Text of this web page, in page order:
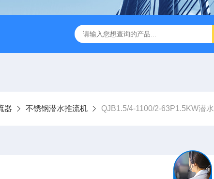
器 不锈钢潜水推流机 QJB1.5/4-1100/2-63P1.5KW潜